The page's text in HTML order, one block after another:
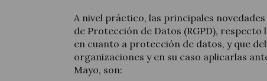
A nivel práctico, las principales
de Protección de Datos (RGPD),
en cuanto a protección de datos, y que
organizaciones y en su caso aplicarlas
Mayo, son: